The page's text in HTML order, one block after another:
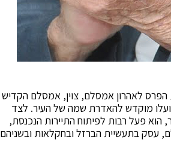
הפרס לאהרון אמסלם, צוין, אמסלם הקדיש
מוקדש להאדרת שמה של העיר. לצד
הוא פעל רבות לפיתוח התיירות הנכנסת,
עסק בתעשיית הברזל ובחקלאות ובשניהם